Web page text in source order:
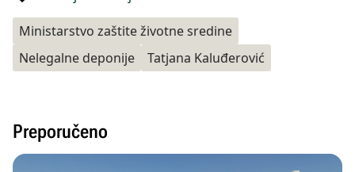
Ministarstvo zaštite životne sredine
Nelegalne deponije
Tatjana Kaluđerović
Preporučeno